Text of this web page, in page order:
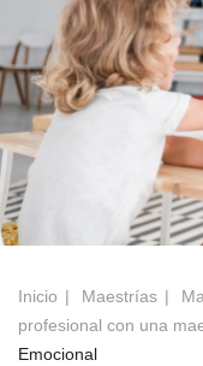
Inicio Maestrías
profesional con una
Emocional